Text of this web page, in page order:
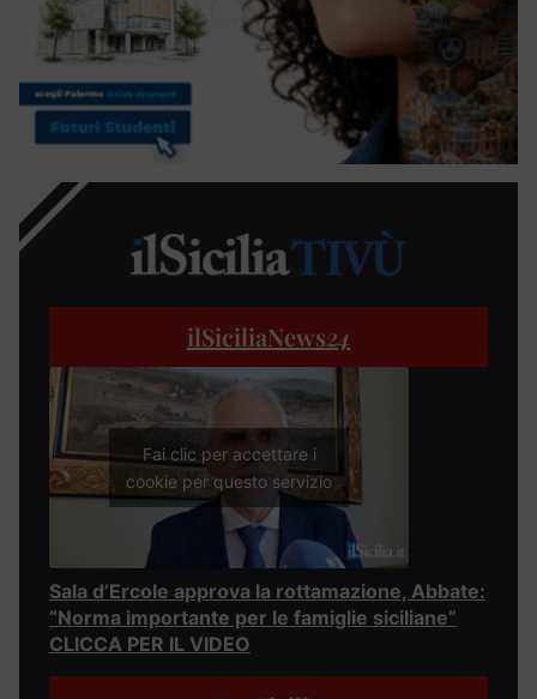
ilSiciliaNews24
Fai clic per accettare i
cookie per questo servizio
Sala d’Ercole approva la rottamazione, Abbate:
“Norma importante per le famiglie siciliane”
CLICCA PER IL VIDEO